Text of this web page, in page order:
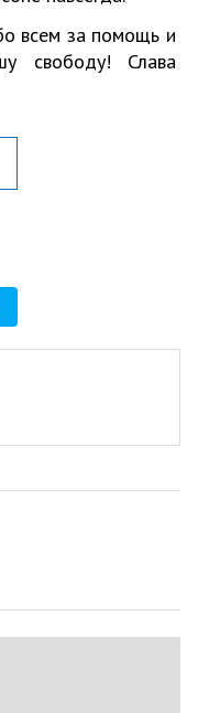
за помощь и
свободу! Слава